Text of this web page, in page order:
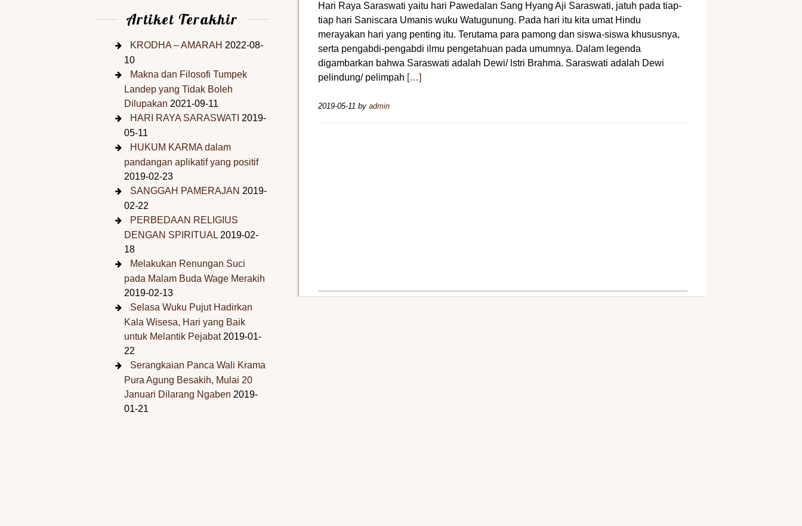
Hari Raya Saraswati yaitu hari Pawedalan Sang Hyang Aji Saraswati, jatuh pada tiap-
tiap hari Saniscara Umanis wuku Watugunung. Pada hari itu kita umat Hindu
merayakan hari yang penting itu. Terutama para pamong dan siswa-siswa khususnya,
serta pengabdi-pengabdi ilmu pengetahuan pada umumnya. Dalam legenda
digambarkan bahwa Saraswati adalah Dewi/ lstri Brahma. Saraswati adalah Dewi
pelindung/ pelimpah […]
2019-05-11 byadmin
Artiket Terakhir
KRODHA – AMARAH 2022-08-
10
Makna dan Filosofi Tumpek
Landep yang Tidak Boleh
Dilupakan 2021-09-11
HARI RAYA SARASWATI 2019-
05-11
HUKUM KARMA dalam
pandangan aplikatif yang positif
2019-02-23
SANGGAH PAMERAJAN 2019-
02-22
PERBEDAAN RELIGIUS
DENGAN SPIRITUAL 2019-02-
18
Melakukan Renungan Suci
pada Malam Buda Wage Merakih
2019-02-13
Selasa Wuku Pujut Hadirkan
Kala Wisesa, Hari yang Baik
untuk Melantik Pejabat 2019-01-
22
Serangkaian Panca Wali Krama
Pura Agung Besakih, Mulai 20
Januari Dilarang Ngaben 2019-
01-21